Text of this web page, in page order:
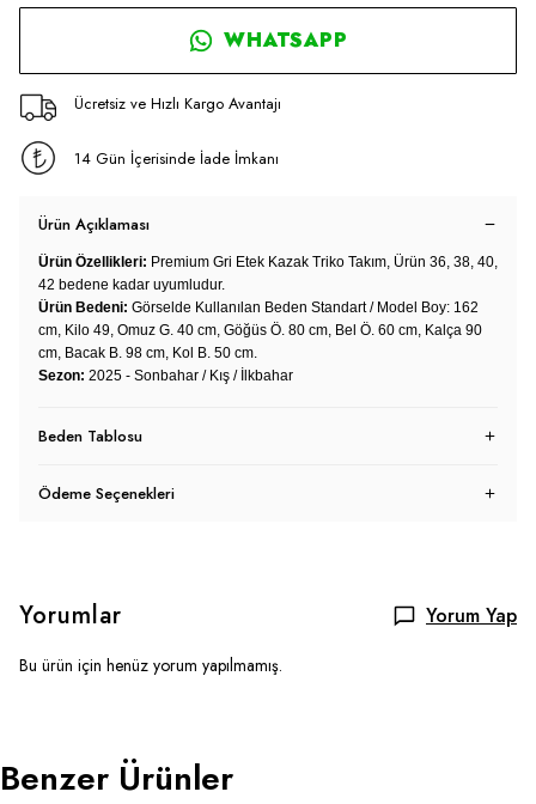
WHATSAPP
Ücretsiz ve Hızlı Kargo Avantajı
14 Gün İçerisinde İade İmkanı
Ürün Açıklaması
Ürün Özellikleri: Premium Gri Etek Kazak Triko Takım, Ürün 36, 38, 40,
42 bedene kadar uyumludur.
Ürün Bedeni: Görselde Kullanılan Beden Standart / Model Boy: 162
cm, Kilo 49, Omuz G. 40 cm, Göğüs Ö. 80 cm, Bel Ö. 60 cm, Kalça 90
cm, Bacak B. 98 cm, Kol B. 50 cm.
Sezon: 2025 - Sonbahar / Kış / İlkbahar
Beden Tablosu
Ödeme Seçenekleri
Yorumlar Yorum Yap
Bu ürün için henüz yorum yapılmamış.
Benzer Ürünler